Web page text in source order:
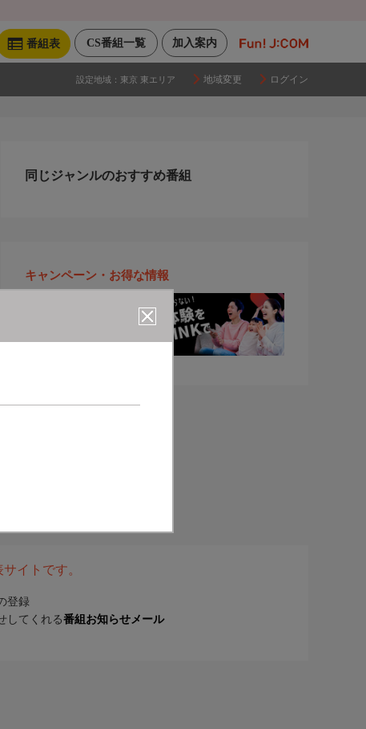
加入案内
CS番組一覧
番組表
設定地域： 東京 東エリア 地域変更 ログイン
同じジャンルのおすすめ番組
キャンペーン・お得な情報
イトです。
登録
してくれる番組お知らせメール